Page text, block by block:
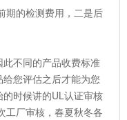
期的检测费用，二是后
不同的产品收费标准
您评估之后才能为您
时候讲的UL认证审核
工厂审核，春夏秋冬各